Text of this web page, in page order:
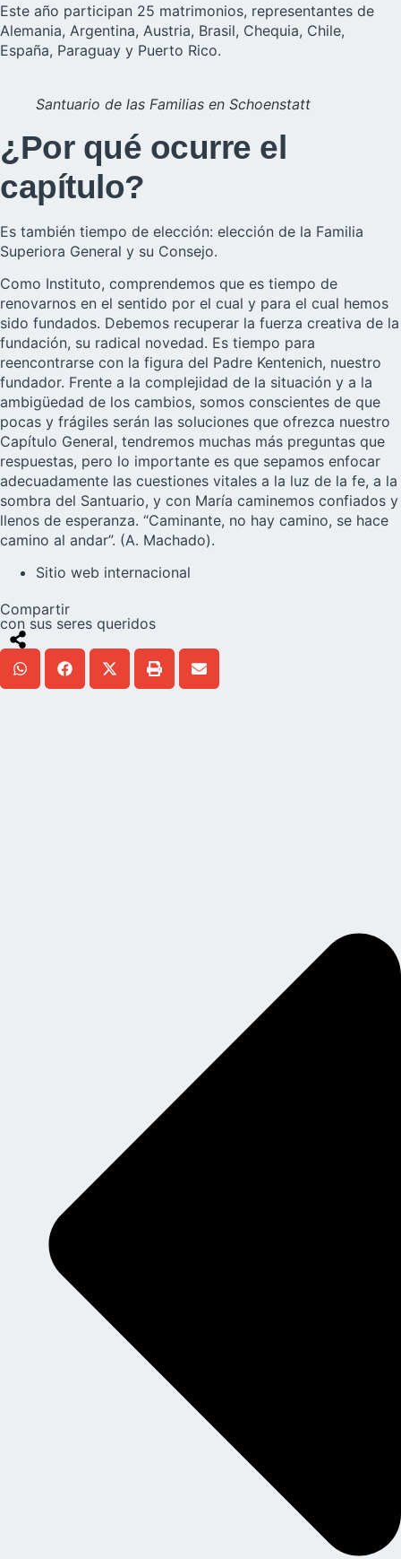
Este año participan 25 matrimonios, representantes de
Alemania, Argentina, Austria, Brasil, Chequia, Chile,
España, Paraguay y Puerto Rico.
Santuario de las Familias en Schoenstatt
¿Por qué ocurre el
capítulo?
Es también tiempo de elección: elección de la Familia
Superiora General y su Consejo.
Como Instituto, comprendemos que es tiempo de
renovarnos en el sentido por el cual y para el cual hemos
sido fundados. Debemos recuperar la fuerza creativa de la
fundación, su radical novedad. Es tiempo para
reencontrarse con la figura del Padre Kentenich, nuestro
fundador. Frente a la complejidad de la situación y a la
ambigüedad de los cambios, somos conscientes de que
pocas y frágiles serán las soluciones que ofrezca nuestro
Capítulo General, tendremos muchas más preguntas que
respuestas, pero lo importante es que sepamos enfocar
adecuadamente las cuestiones vitales a la luz de la fe, a la
sombra del Santuario, y con María caminemos confiados y
llenos de esperanza. “Caminante, no hay camino, se hace
camino al andar”. (A. Machado).
Sitio web internacional
Compartir
con sus seres queridos